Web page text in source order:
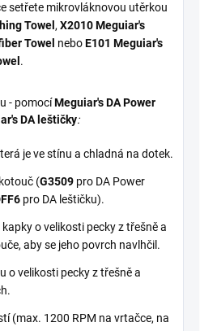
setřete mikrovláknovou utěrkou
Towel , X2010 Meguiar's
Towel neboE101 Meguiar's
.
- pomocíMeguiar's DA Power
DA leštičky:
je ve stínu a chladná na dotek.
(G3509 pro DA Power
pro DA leštičku).
o velikosti pecky z třešně a
aby se jeho povrch navlhčil.
o velikosti pecky z třešně a
(max. 1200 RPM na vrtačce, na